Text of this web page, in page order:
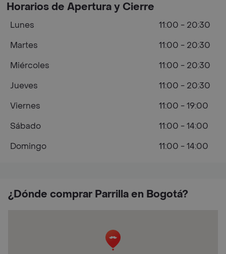
¿Dónde comprar Parrilla en Bogotá?
Horarios de Apertura y Cierre
Lunes
11:00 - 20:30
Martes
11:00 - 20:30
Miércoles
11:00 - 20:30
Jueves
11:00 - 20:30
Viernes
11:00 - 19:00
Sábado
11:00 - 14:00
Domingo
11:00 - 14:00